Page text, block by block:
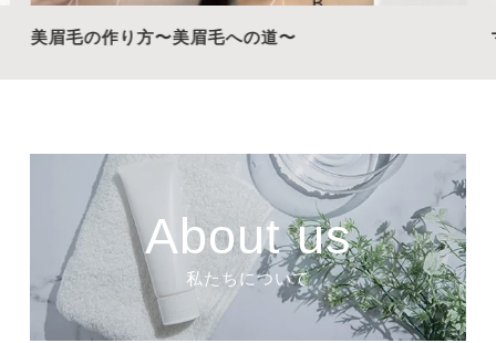
美眉毛の作り方〜美眉毛への道〜
About us
私たちについて